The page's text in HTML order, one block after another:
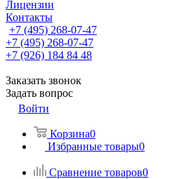
Лицензии
Контакты
+7 (495) 268-07-47
+7 (495) 268-07-47
+7 (926) 184 84 48
Заказать звонок
Задать вопрос
Войти
Корзина0
Избранные товары0
Сравнение товаров0